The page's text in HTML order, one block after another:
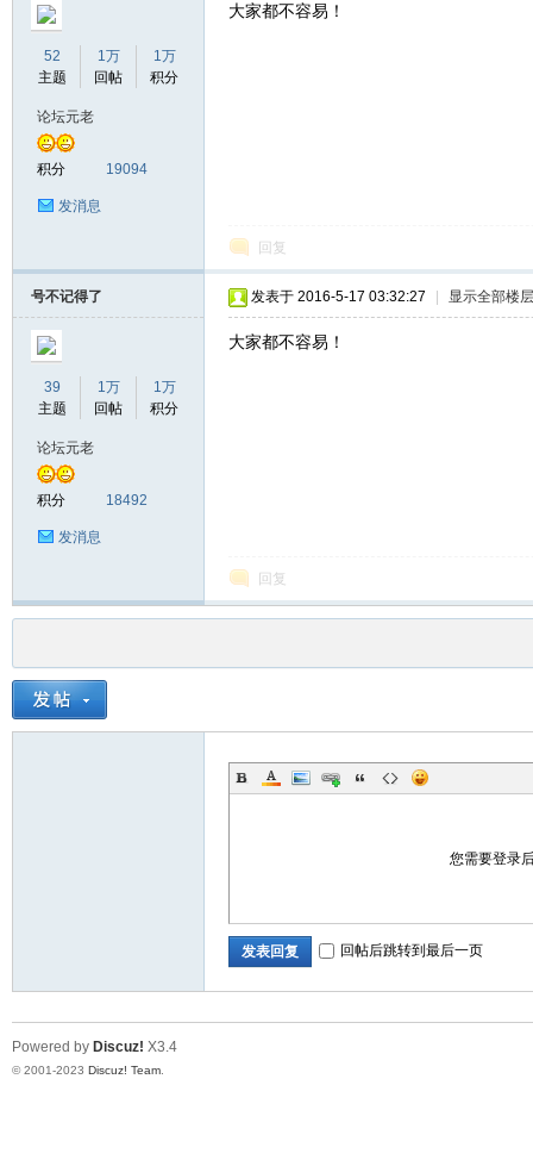
52
主题
1万
回帖
1万
积分
论坛元老
积分 19094
发消息
大家都不容易！
回复
号不记得了
39
主题
1万
回帖
1万
积分
论坛元老
积分 18492
发消息
发表于 2016-5-17 03:32:27 显示全部楼层
大家都不容易！
回复
您需要登录
发表回复 回帖后跳转到最后一页
Powered by Discuz! X3.4
© 2001-2023 Discuz! Team